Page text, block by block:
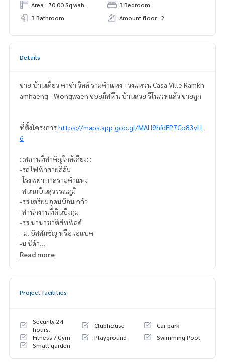
Area : 70.00 Sq.wah.
3 Bedroom
3 Bathroom
Amount floor : 2
Details
ขาย บ้านเดี่ยว คาซ่า วิลล์ รามคำแหง - วงแหวน Casa Ville Ramkh
amhaeng - Wongwaen ซอยมิสทีน บ้านสวย รีโนเวทแล้ว ขายถูก
ที่ตั้งโครงการhttps://maps.app.goo.gl/MAH9hfdEP7Co83vH
6
:::สถานที่สำคัญใกล้เคียง:::
-รถไฟฟ้าสายสีส้ม
-โรงพยาบาลรามคำแหง
-สนามบินสุวรรณภูมิ
-รร.เตรียมอุดมน้อมเกล้า
-สำนักงานที่ดินบึงกุ่ม
-รร.นานาชาติฮีทฟิลด์
- ม. อัสสัมชัญ หรือ เอแบค
-ม.นิด้า
การเข้า-ออก
- สวนสาธารณะ 3แห่ง สวนหย่อมพักผ่อนพร้อมลู่วิ่งออกกำลังกาย
การเดินทางสะดวกสบาย
- ถ.รามคำแหงเข้าซอยราษฎร์พัฒนา(มิสทีน)
Read more
Project facilities
Security 24
hours.
Clubhouse
Car park
Fitness / Gym
Playground
Swimming Pool
Small garden